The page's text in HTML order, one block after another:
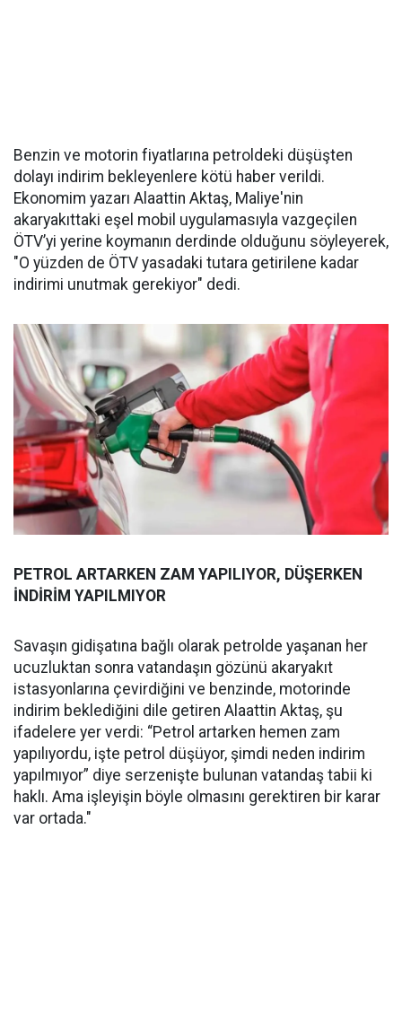
Benzin ve motorin fiyatlarına petroldeki düşüşten
dolayı indirim bekleyenlere kötü haber verildi.
Ekonomim yazarı Alaattin Aktaş, Maliye'nin
akaryakıttaki eşel mobil uygulamasıyla vazgeçilen
ÖTV’yi yerine koymanın derdinde olduğunu söyleyerek,
"O yüzden de ÖTV yasadaki tutara getirilene kadar
indirimi unutmak gerekiyor" dedi.
PETROL ARTARKEN ZAM YAPILIYOR, DÜŞERKEN
İNDİRİM YAPILMIYOR
Savaşın gidişatına bağlı olarak petrolde yaşanan her
ucuzluktan sonra vatandaşın gözünü akaryakıt
istasyonlarına çevirdiğini ve benzinde, motorinde
indirim beklediğini dile getiren Alaattin Aktaş, şu
ifadelere yer verdi: “Petrol artarken hemen zam
yapılıyordu, işte petrol düşüyor, şimdi neden indirim
yapılmıyor” diye serzenişte bulunan vatandaş tabii ki
haklı. Ama işleyişin böyle olmasını gerektiren bir karar
var ortada."